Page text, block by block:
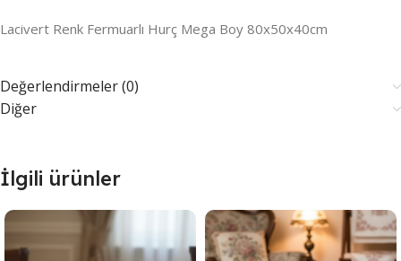
Lacivert Renk Fermuarlı Hurç Mega Boy 80x50x40cm
Değerlendirmeler (0)
Diğer
İlgili ürünler